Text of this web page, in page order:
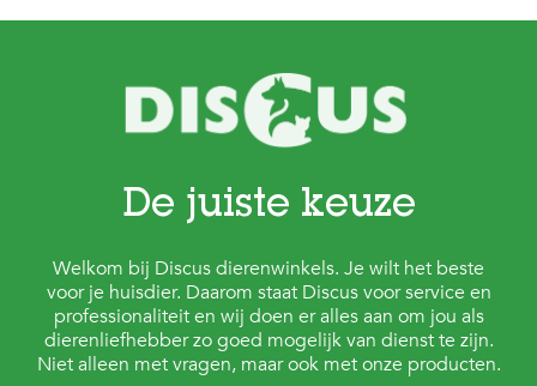
De juiste keuze
Welkom bij Discus dierenwinkels. Je wilt het beste
voor je huisdier. Daarom staat Discus voor service en
professionaliteit en wij doen er alles aan om jou als
dierenliefhebber zo goed mogelijk van dienst te zijn.
Niet alleen met vragen, maar ook met onze producten.